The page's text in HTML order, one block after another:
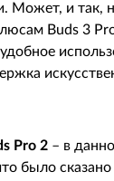
Может, и так,
Buds 3
Pro 2 – в
было